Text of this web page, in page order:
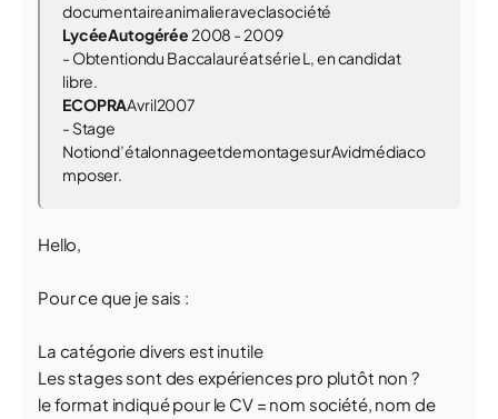
documentaireanimalieraveclasociété
LycéeAutogérée 2008 - 2009
- Obtentiondu Baccalauréat série L, en candidat
libre.
ECOPRAAvril2007
- Stage
Notiond’étalonnageetdemontagesurAvidmédiaco
mposer.
Hello,
Pour ce que je sais :
La catégorie divers est inutile
Les stages sont des expériences pro plutôt non ?
le format indiqué pour le CV = nom société, nom de